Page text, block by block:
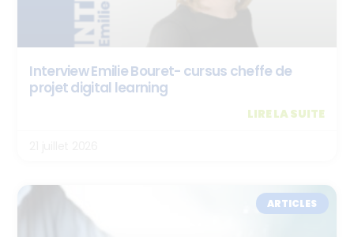
Interview Emilie Bouret- cursus cheffe de
projet digital learning
LIRE LA SUITE
ARTICLES